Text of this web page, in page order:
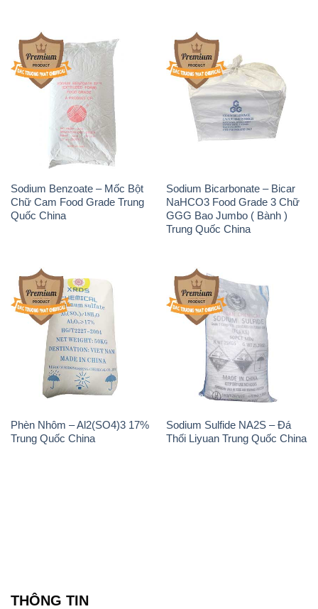
Sodium Benzoate – Mốc Bột
Chữ Cam Food Grade Trung
Quốc China
Sodium Bicarbonate – Bicar
NaHCO3 Food Grade 3 Chữ
GGG Bao Jumbo ( Bành )
Trung Quốc China
Phèn Nhôm – Al2(SO4)3 17%
Trung Quốc China
Sodium Sulfide NA2S – Đá
Thối Liyuan Trung Quốc China
THÔNG TIN